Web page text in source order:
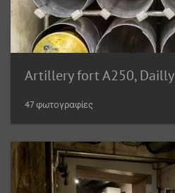
Artillery fort A250, Dailly
47 φωτογραφίες